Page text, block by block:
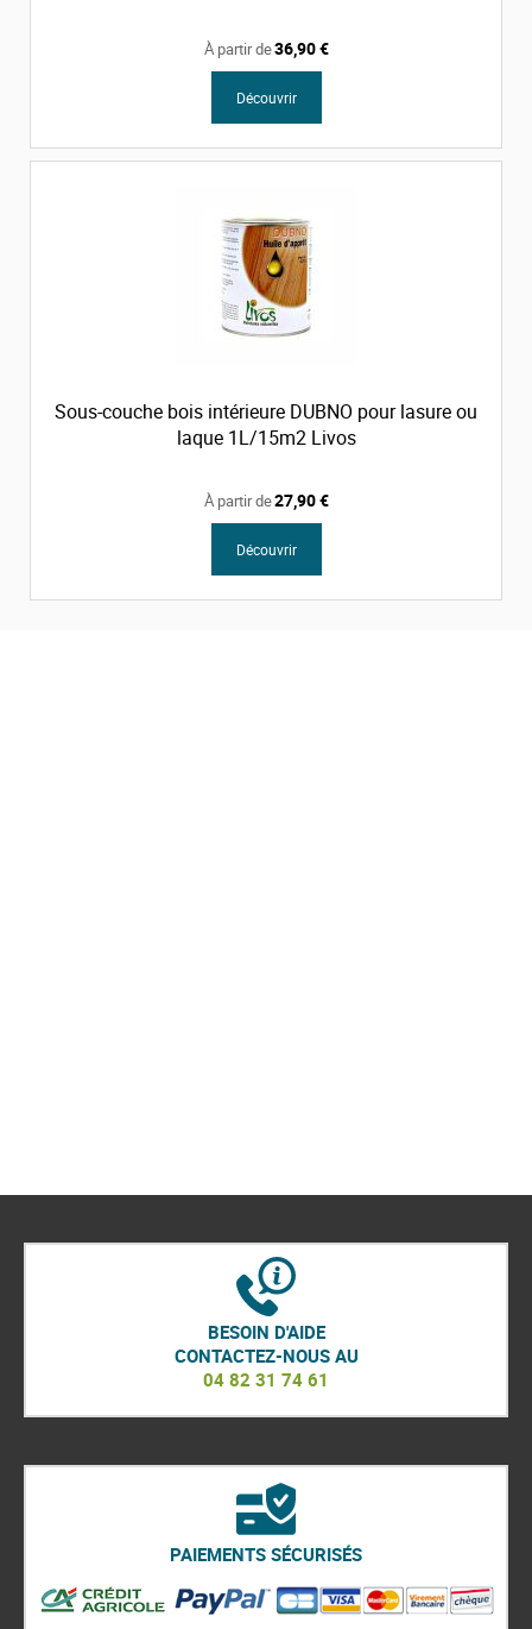
À partir de36,90 €
Découvrir
Sous-couche bois intérieure DUBNO pour lasure ou
laque 1L/15m2 Livos
À partir de27,90 €
Découvrir
BESOIN D'AIDE
CONTACTEZ-NOUS AU
04 82 31 74 61
PAIEMENTS SÉCURISÉS